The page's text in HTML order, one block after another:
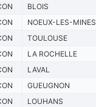
BLOIS
NOEUX-LES-MINES
TOULOUSE
LA ROCHELLE
LAVAL
GUEUGNON
LOUHANS